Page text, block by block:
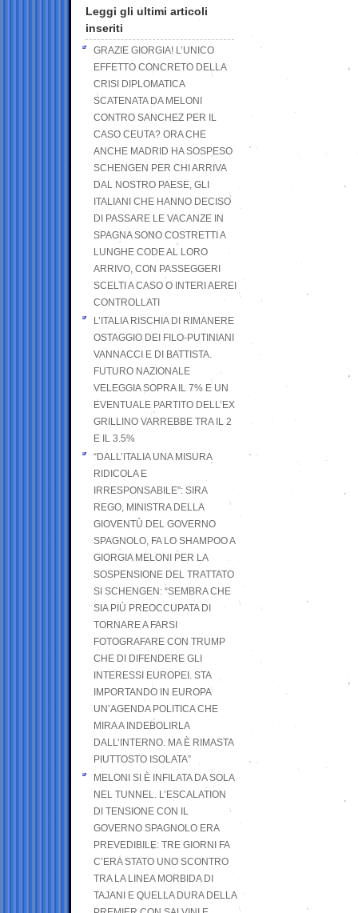
Leggi gli ultimi articoli
inseriti
GRAZIE GIORGIA! L’UNICO
EFFETTO CONCRETO DELLA
CRISI DIPLOMATICA
SCATENATA DA MELONI
CONTRO SANCHEZ PER IL
CASO CEUTA? ORA CHE
ANCHE MADRID HA SOSPESO
SCHENGEN PER CHI ARRIVA
DAL NOSTRO PAESE, GLI
ITALIANI CHE HANNO DECISO
DI PASSARE LE VACANZE IN
SPAGNA SONO COSTRETTI A
LUNGHE CODE AL LORO
ARRIVO, CON PASSEGGERI
SCELTI A CASO O INTERI AEREI
CONTROLLATI
L’ITALIA RISCHIA DI RIMANERE
OSTAGGIO DEI FILO-PUTINIANI
VANNACCI E DI BATTISTA.
FUTURO NAZIONALE
VELEGGIA SOPRA IL 7% E UN
EVENTUALE PARTITO DELL’EX
GRILLINO VARREBBE TRA IL 2
E IL 3.5%
“DALL’ITALIA UNA MISURA
RIDICOLA E
IRRESPONSABILE”: SIRA
REGO, MINISTRA DELLA
GIOVENTÙ DEL GOVERNO
SPAGNOLO, FA LO SHAMPOO A
GIORGIA MELONI PER LA
SOSPENSIONE DEL TRATTATO
SI SCHENGEN: “SEMBRA CHE
SIA PIÙ PREOCCUPATA DI
TORNARE A FARSI
FOTOGRAFARE CON TRUMP
CHE DI DIFENDERE GLI
INTERESSI EUROPEI. STA
IMPORTANDO IN EUROPA
UN’AGENDA POLITICA CHE
MIRA A INDEBOLIRLA
DALL’INTERNO. MA È RIMASTA
PIUTTOSTO ISOLATA”
MELONI SI È INFILATA DA SOLA
NEL TUNNEL. L’ESCALATION
DI TENSIONE CON IL
GOVERNO SPAGNOLO ERA
PREVEDIBILE: TRE GIORNI FA
C’ERA STATO UNO SCONTRO
TRA LA LINEA MORBIDA DI
TAJANI E QUELLA DURA DELLA